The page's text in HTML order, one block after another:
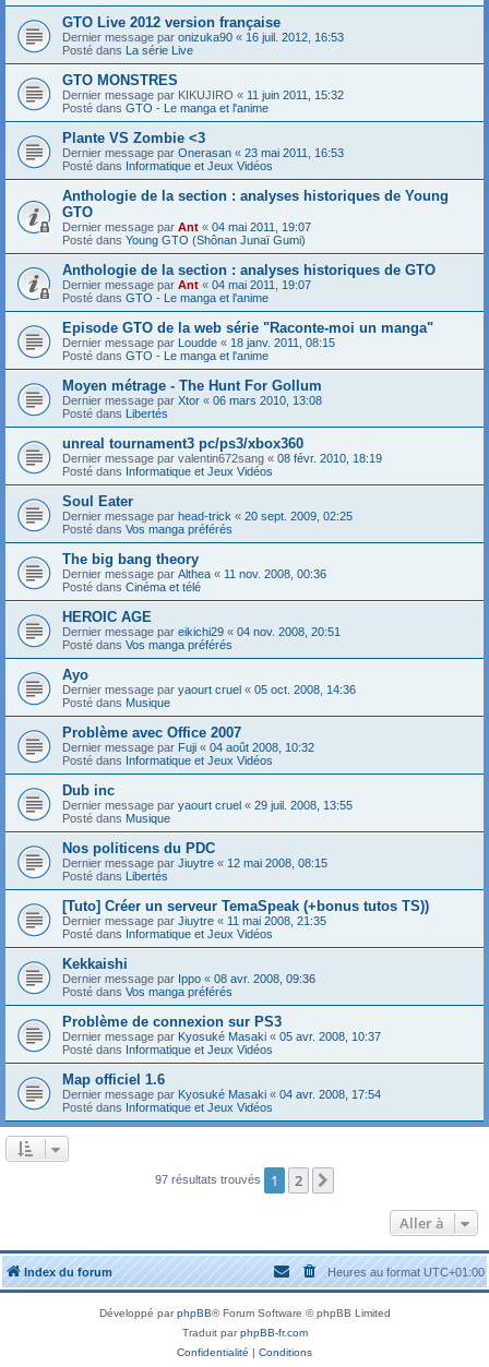
GTO Live 2012 version française
Dernier message par onizuka90 « 16 juil. 2012, 16:53
Posté dans La série Live
GTO MONSTRES
Dernier message par KIKUJIRO « 11 juin 2011, 15:32
Posté dans GTO - Le manga et l'anime
Plante VS Zombie <3
Dernier message par Onerasan « 23 mai 2011, 16:53
Posté dans Informatique et Jeux Vidéos
Anthologie de la section : analyses historiques de Young
GTO
Dernier message par Ant « 04 mai 2011, 19:07
Posté dans Young GTO (Shônan Junaï Gumi)
Anthologie de la section : analyses historiques de GTO
Dernier message par Ant « 04 mai 2011, 19:07
Posté dans GTO - Le manga et l'anime
Episode GTO de la web série "Raconte-moi un manga"
Dernier message par Loudde « 18 janv. 2011, 08:15
Posté dans GTO - Le manga et l'anime
Moyen métrage - The Hunt For Gollum
Dernier message par Xtor « 06 mars 2010, 13:08
Posté dans Libertés
unreal tournament3 pc/ps3/xbox360
Dernier message par valentin672sang « 08 févr. 2010, 18:19
Posté dans Informatique et Jeux Vidéos
Soul Eater
Dernier message par head-trick « 20 sept. 2009, 02:25
Posté dans Vos manga préférés
The big bang theory
Dernier message par Althea « 11 nov. 2008, 00:36
Posté dans Cinéma et télé
HEROIC AGE
Dernier message par eikichi29 « 04 nov. 2008, 20:51
Posté dans Vos manga préférés
Ayo
Dernier message par yaourt cruel « 05 oct. 2008, 14:36
Posté dans Musique
Problème avec Office 2007
Dernier message par Fuji « 04 août 2008, 10:32
Posté dans Informatique et Jeux Vidéos
Dub inc
Dernier message par yaourt cruel « 29 juil. 2008, 13:55
Posté dans Musique
Nos politicens du PDC
Dernier message par Jiuytre « 12 mai 2008, 08:15
Posté dans Libertés
[Tuto] Créer un serveur TemaSpeak (+bonus tutos TS))
Dernier message par Jiuytre « 11 mai 2008, 21:35
Posté dans Informatique et Jeux Vidéos
Kekkaishi
Dernier message par Ippo « 08 avr. 2008, 09:36
Posté dans Vos manga préférés
Problème de connexion sur PS3
Dernier message par Kyosuké Masaki « 05 avr. 2008, 10:37
Posté dans Informatique et Jeux Vidéos
Map officiel 1.6
Dernier message par Kyosuké Masaki « 04 avr. 2008, 17:54
Posté dans Informatique et Jeux Vidéos
97 résultats trouvés 1 2
Aller à
Index du forum Heures au formatUTC+01:00
Développé parphpBB® Forum Software © phpBB Limited
Traduit parphpBB-fr.com
Confidentialité | Conditions